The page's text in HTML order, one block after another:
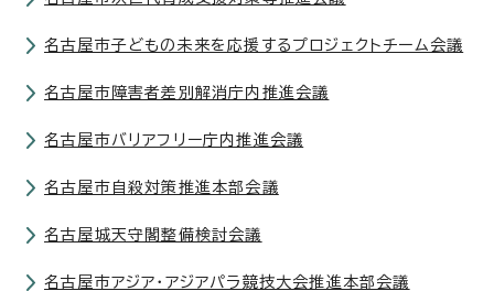
名古屋市子どもの未来を応援するプロジェクトチーム会議
名古屋市障害者差別解消庁内推進会議
名古屋市バリアフリー庁内推進会議
名古屋市自殺対策推進本部会議
名古屋城天守閣整備検討会議
名古屋市アジア・アジアパラ競技大会推進本部会議